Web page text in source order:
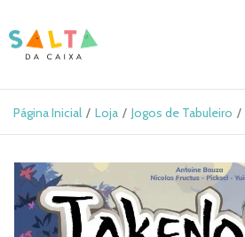
Página Inicial Loja Jogos de Tabuleiro